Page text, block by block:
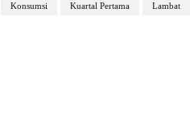
Konsumsi Kuartal Pertama Lambat